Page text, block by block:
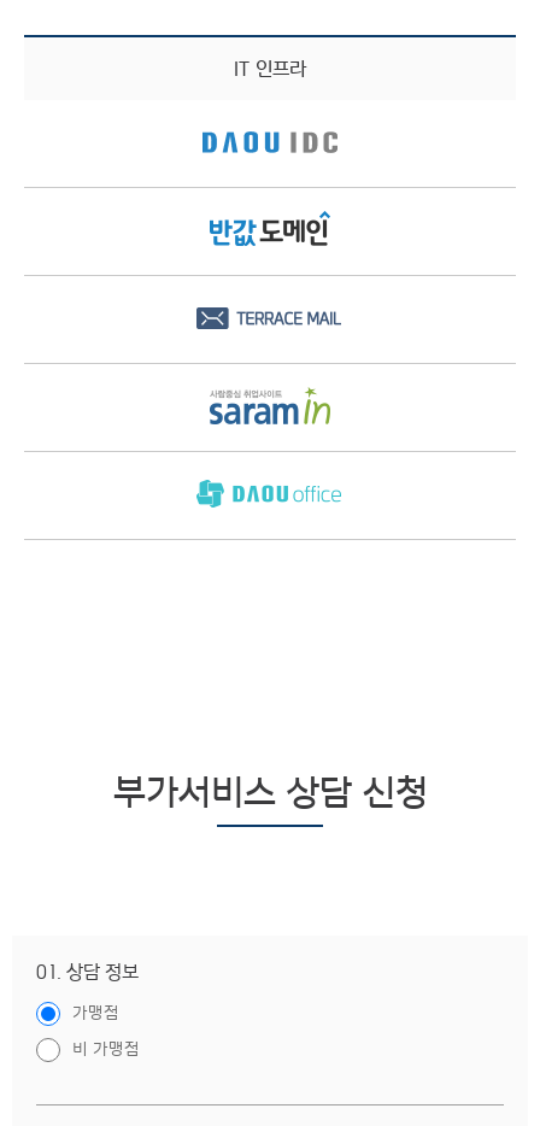
IT 인프라
부가서비스 상담 신청
01. 상담 정보
가맹점
비 가맹점